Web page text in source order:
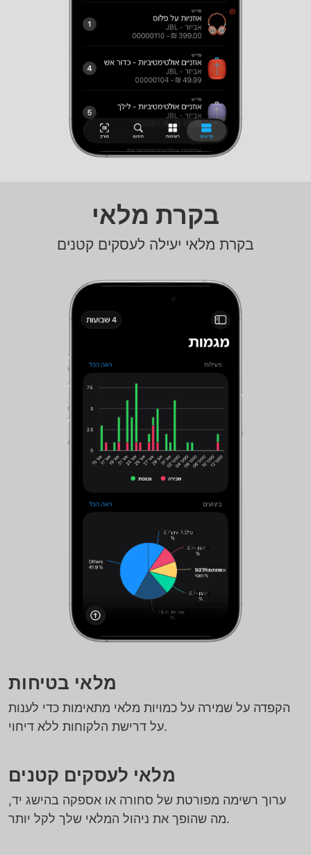
בקרת מלאי
בקרת מלאי יעילה לעסקים קטנים
מלאי בטיחות
הקפדה על שמירה על כמויות מלאי מתאימות כדי לענות
על דרישת הלקוחות ללא דיחוי.
מלאי לעסקים קטנים
ערוך רשימה מפורטת של סחורה או אספקה בהישג יד,
מה שהופך את ניהול המלאי שלך לקל יותר.